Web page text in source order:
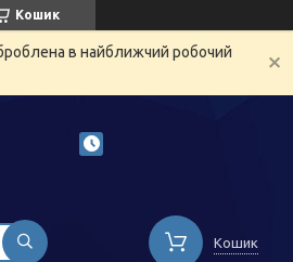
Кошик
в найближчий робочий
Кошик